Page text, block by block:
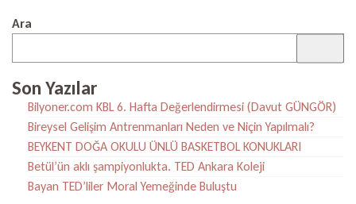
Ara
Son Yazılar
Bilyoner.com KBL 6. Hafta Değerlendirmesi (Davut GÜNGÖR)
Bireysel Gelişim Antrenmanları Neden ve Niçin Yapılmalı?
BEYKENT DOĞA OKULU ÜNLÜ BASKETBOL KONUKLARI
Betül’ün aklı şampiyonlukta. TED Ankara Koleji
Bayan TED’liler Moral Yemeğinde Buluştu